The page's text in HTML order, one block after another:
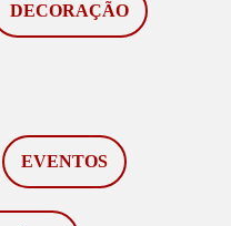
DECORAÇÃO
EVENTOS